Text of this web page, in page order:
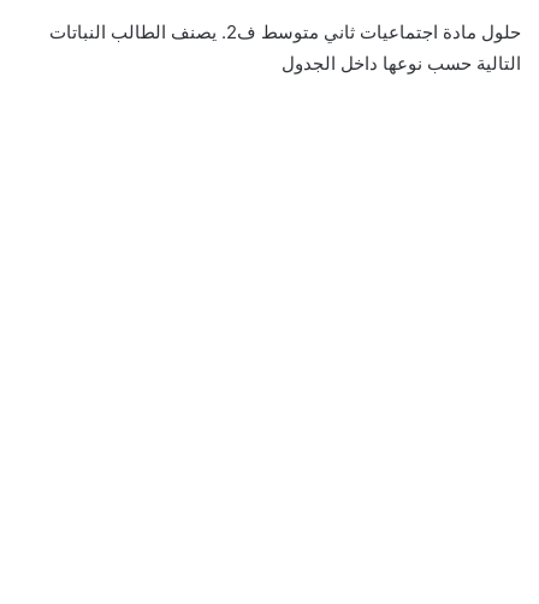
حلول مادة اجتماعيات ثاني متوسط ف2. يصنف الطالب النباتات
التالية حسب نوعها داخل الجدول